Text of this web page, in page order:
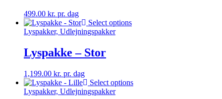
499.00 kr. pr. dag
Select options
Lyspakker, Udlejningspakker
Lyspakke – Stor
1,199.00 kr. pr. dag
Select options
Lyspakker, Udlejningspakker